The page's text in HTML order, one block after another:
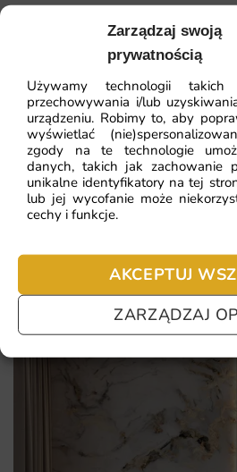
Zarządzaj swoją
prywatnością
Używamy technologii
przechowywania i/lub
urządzeniu. Robimy to, aby
wyświetlać
zgody na te technologie
danych, takich jak zachowanie
unikalne identyfikatory na tej
lub jej wycofanie może
cechy i funkcje.
AKCEPTUJ
ZARZĄDZAJ
sposób na zbudowanie
Wybierając ten wzór, stawiasz na
jakość druku i pełną elastyczność
Sprawdź, co konkretnie wyróżnia
kolorowa, energetyczna
plastyczny efekt głębi
wzór dla młodzieżowych wnętrz
64.51zł
Najniższa cena z 30 dni:41.93zł
ZOBACZ
Najczęściej zadawane
Pomagamy i doradzamy przy